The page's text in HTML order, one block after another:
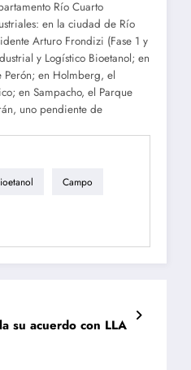
Río Cuarto
en la ciudad de Río
Arturo Frondizi (Fase 1 y
y Logístico Bioetanol; en
en Holmberg, el
en Sampacho, el Parque
uno pendiente de
Campo
su acuerdo con LLA